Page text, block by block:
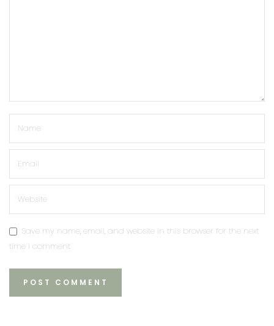
Save my name, email, and website in this browser for the next
time I comment.